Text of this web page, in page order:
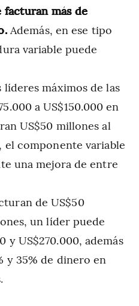
facturan más de
Además, en ese tipo
variable puede
líderes máximos de las
a US$150.000 en
US$50 millones al
el componente variable
una mejora de entre
de US$50
un líder puede
y US$270.000, además
y 35% de dinero en